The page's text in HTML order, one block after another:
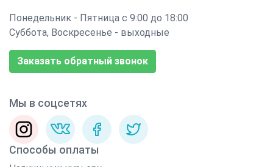
Понедельник - Пятница с 9:00 до 18:00
Суббота, Воскресенье - выходные
Заказать обратный звонок
Мы в соцсетях
Способы оплаты